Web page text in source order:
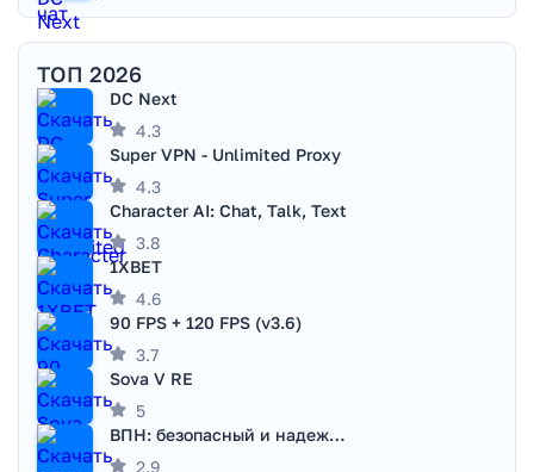
ТОП 2026
DC Next
4.3
Super VPN - Unlimited Proxy
4.3
Character AI: Chat, Talk, Text
3.8
1XBET
4.6
90 FPS + 120 FPS (v3.6)
3.7
Sova V RE
5
ВПН: безопасный и надежный VPN
2.9